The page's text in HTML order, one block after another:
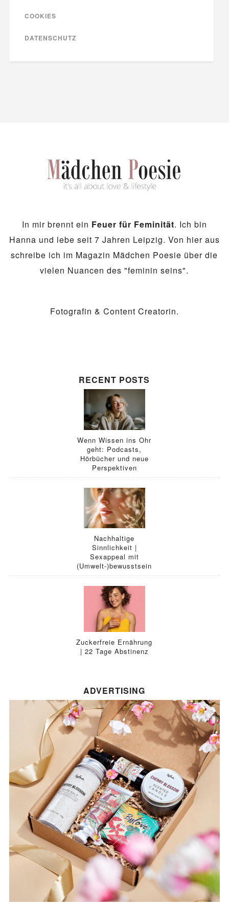
COOKIES
DATENSCHUTZ
In mir brennt ein Feuer für Feminität. Ich bin
Hanna und lebe seit 7 Jahren Leipzig. Von hier aus
schreibe ich im Magazin Mädchen Poesie über die
vielen Nuancen des "feminin seins".
Fotografin & Content Creatorin.
RECENT POSTS
Wenn Wissen ins Ohr
geht: Podcasts,
Hörbücher und neue
Perspektiven
Nachhaltige
Sinnlichkeit |
Sexappeal mit
(Umwelt-)bewusstsein
Zuckerfreie Ernährung
| 22 Tage Abstinenz
ADVERTISING